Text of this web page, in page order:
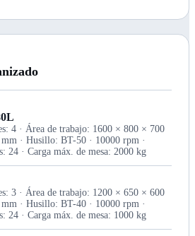
4 · Área de trabajo: 1600 × 800 × 700
· Husillo: BT-50 · 10000 rpm ·
24 · Carga máx. de mesa: 2000 kg
3 · Área de trabajo: 1200 × 650 × 600
· Husillo: BT-40 · 10000 rpm ·
24 · Carga máx. de mesa: 1000 kg